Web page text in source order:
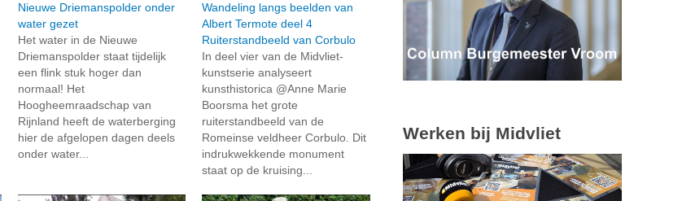
Nieuwe Driemanspolder onder
water gezet
Het water in de Nieuwe
Driemanspolder staat tijdelijk
een flink stuk hoger dan
normaal! Het
Hoogheemraadschap van
Rijnland heeft de waterberging
hier de afgelopen dagen deels
onder water...
Wandeling langs beelden van
Albert Termote deel 4
Ruiterstandbeeld van Corbulo
In deel vier van de Midvliet-
kunstserie analyseert
kunsthistorica @Anne Marie
Boorsma het grote
ruiterstandbeeld van de
Romeinse veldheer Corbulo. Dit
indrukwekkende monument
staat op de kruising...
Werken bij Midvliet